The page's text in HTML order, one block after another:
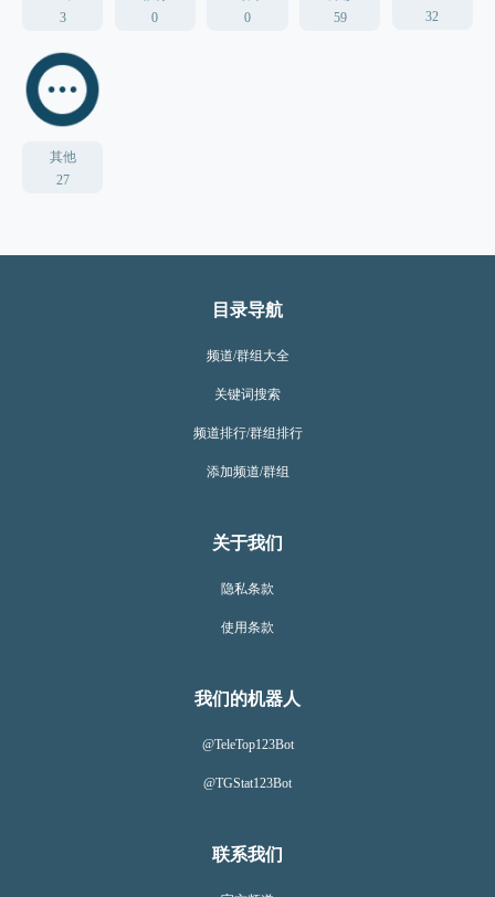
3
0
0
59
32
其他
27
目录导航
频道/群组大全
关键词搜索
频道排行/群组排行
添加频道/群组
关于我们
隐私条款
使用条款
我们的机器人
@TeleTop123Bot
@TGStat123Bot
联系我们